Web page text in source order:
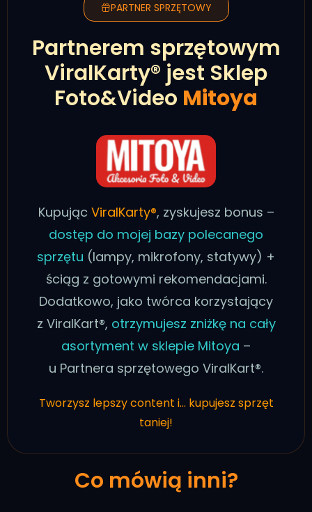
PARTNER SPRZĘTOWY
Partnerem sprzętowym
ViralKarty® jest Sklep
Foto&Video Mitoya
Kupując ViralKarty®, zyskujesz bonus –
dostęp do mojej bazy polecanego
sprzętu (lampy, mikrofony, statywy) +
ściąg z gotowymi rekomendacjami.
Dodatkowo, jako twórca korzystający
z ViralKart®, otrzymujesz zniżkę na cały
asortyment w sklepie Mitoya –
u Partnera sprzętowego ViralKart®.
Tworzysz lepszy content i… kupujesz sprzęt
taniej!
Co mówią inni?